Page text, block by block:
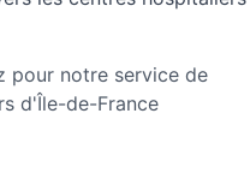
pour notre service de
d'Île-de-France